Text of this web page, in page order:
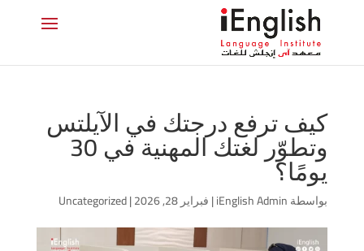
كيف ترفع درجتك في الآيلتس
وتطوّر لغتك المهنية في 30
يومًا؟
بواسطةiEnglish Admin
|فبراير 28, 2026 |
Uncategorized